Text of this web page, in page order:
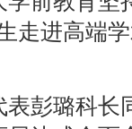
走进高端
璐科长